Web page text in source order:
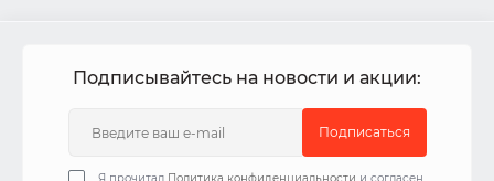
Подписывайтесь на новости и акции:
Подписаться